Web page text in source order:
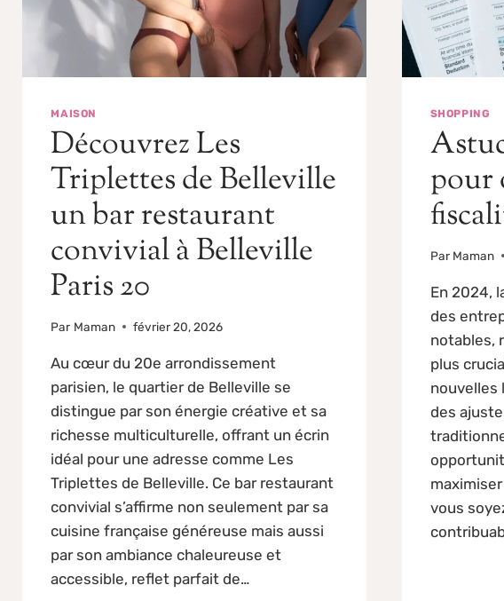
MAISON
Découvrez Les
Triplettes de Belleville
un bar restaurant
convivial à Belleville
Paris 20
Par Maman février 20, 2026
Au cœur du 20e arrondissement
parisien, le quartier de Belleville se
distingue par son énergie créative et sa
richesse multiculturelle, offrant un écrin
idéal pour une adresse comme Les
Triplettes de Belleville. Ce bar restaurant
convivial s’affirme non seulement par sa
cuisine française généreuse mais aussi
par son ambiance chaleureuse et
accessible, reflet parfait de…
SHOPPING
pour
Par Maman
En 2024,
des
notables,
plus
nouvelles
des
vous